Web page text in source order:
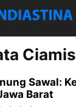
Ciamis
Sawal:
Barat